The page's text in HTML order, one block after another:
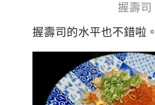
握壽司
握壽司的水平也不錯啦。